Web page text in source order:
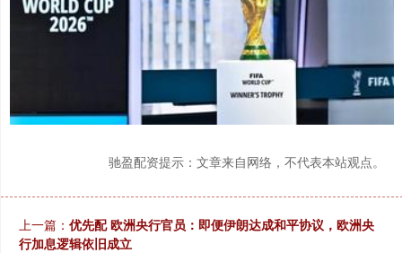
驰盈配资提示：文章来自网络，不代表本站观点。
上一篇： 优先配 欧洲央行官员：即便伊朗达成和平协议，欧洲央
行加息逻辑依旧成立